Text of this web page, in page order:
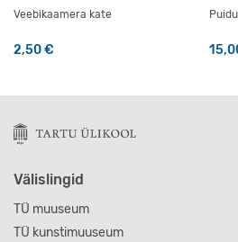
Veebikaamera kate
2,50€
Välislingid
TÜ muuseum
TÜ kunstimuuseum